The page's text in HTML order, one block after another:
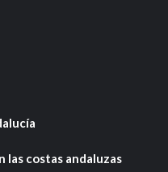
costas andaluzas